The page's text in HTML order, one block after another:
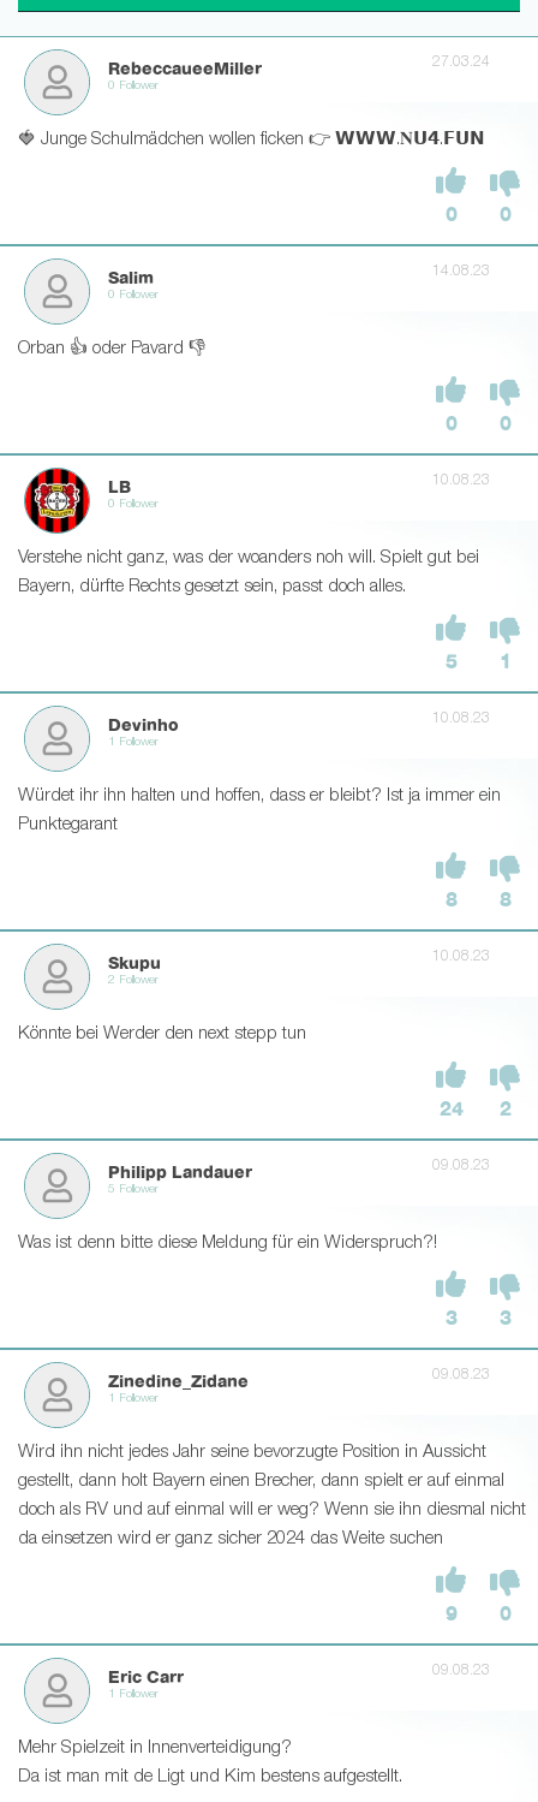
RebeccaueeMiller
0 Follower
27.03.24
🍓 Junge Schulmädchen wollen ficken 👉 𝗪𝗪𝗪.𝐍𝗨𝟰.𝗙𝗨𝗡
0 0
Salim
0 Follower
14.08.23
Orban 👍 oder Pavard 👎
0 0
LB
0 Follower
10.08.23
Verstehe nicht ganz, was der woanders noh will. Spielt gut bei
Bayern, dürfte Rechts gesetzt sein, passt doch alles.
5 1
Devinho
1 Follower
10.08.23
Würdet ihr ihn halten und hoffen, dass er bleibt? Ist ja immer ein
Punktegarant
8 8
Skupu
2 Follower
10.08.23
Könnte bei Werder den next stepp tun
24 2
Philipp Landauer
5 Follower
09.08.23
Was ist denn bitte diese Meldung für ein Widerspruch?!
3 3
Zinedine_Zidane
1 Follower
09.08.23
Wird ihn nicht jedes Jahr seine bevorzugte Position in Aussicht
gestellt, dann holt Bayern einen Brecher, dann spielt er auf einmal
doch als RV und auf einmal will er weg? Wenn sie ihn diesmal nicht
da einsetzen wird er ganz sicher 2024 das Weite suchen
9 0
Eric Carr
1 Follower
09.08.23
Mehr Spielzeit in Innenverteidigung?
Da ist man mit de Ligt und Kim bestens aufgestellt.